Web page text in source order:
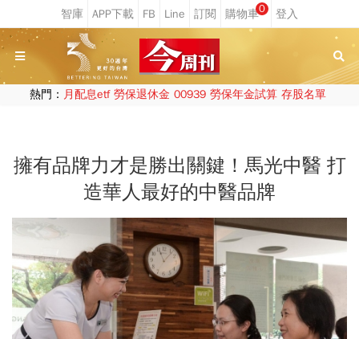
0
熱門： 月配息etf 勞保退休金 00939 勞保年金試算 存股名單
擁有品牌力才是勝出關鍵！馬光中醫 打
造華人最好的中醫品牌